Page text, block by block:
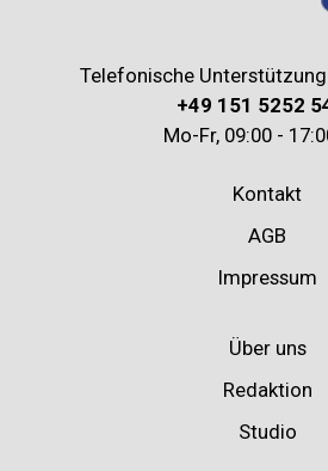
Telefonische
+49 151 5252
Mo-Fr, 09:00 -
Kontakt
AGB
Impressum
Über uns
Redaktion
Studio